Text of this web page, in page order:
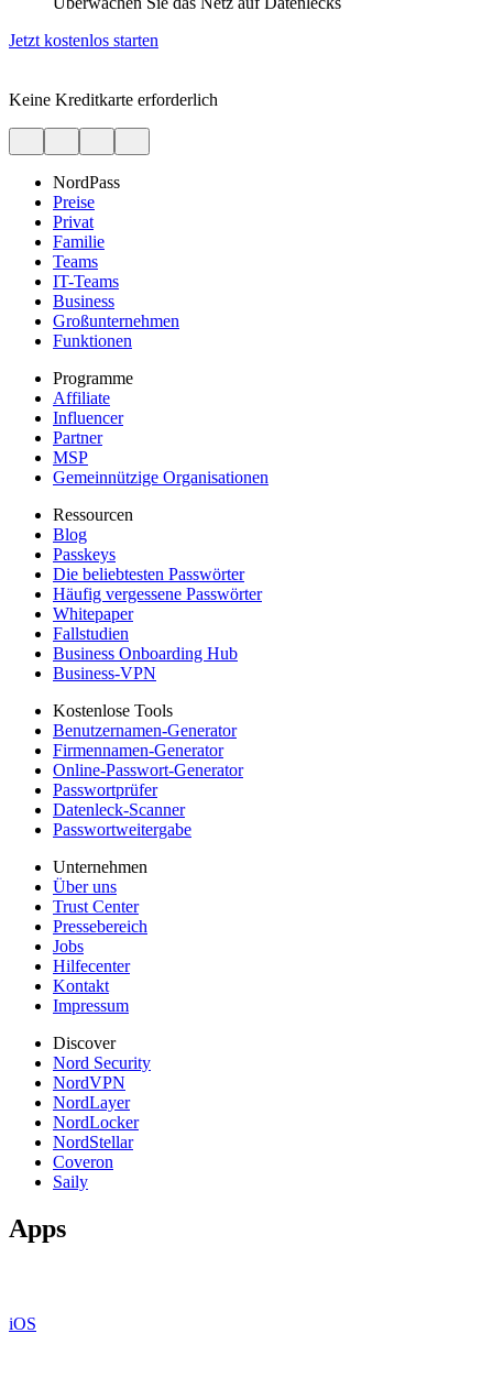
Jetzt kostenlos starten
Keine Kreditkarte erforderlich
NordPass
Preise
Privat
Familie
Teams
IT-Teams
Business
Großunternehmen
Funktionen
Programme
Affiliate
Influencer
Partner
MSP
Gemeinnützige Organisationen
Ressourcen
Blog
Passkeys
Die beliebtesten Passwörter
Häufig vergessene Passwörter
Whitepaper
Fallstudien
Business Onboarding Hub
Business-VPN
Kostenlose Tools
Benutzernamen-Generator
Firmennamen-Generator
Online-Passwort-Generator
Passwortprüfer
Datenleck-Scanner
Passwortweitergabe
Unternehmen
Über uns
Trust Center
Pressebereich
Jobs
Hilfecenter
Kontakt
Impressum
Discover
Nord Security
NordVPN
NordLayer
NordLocker
NordStellar
Coveron
Saily
Apps
iOS